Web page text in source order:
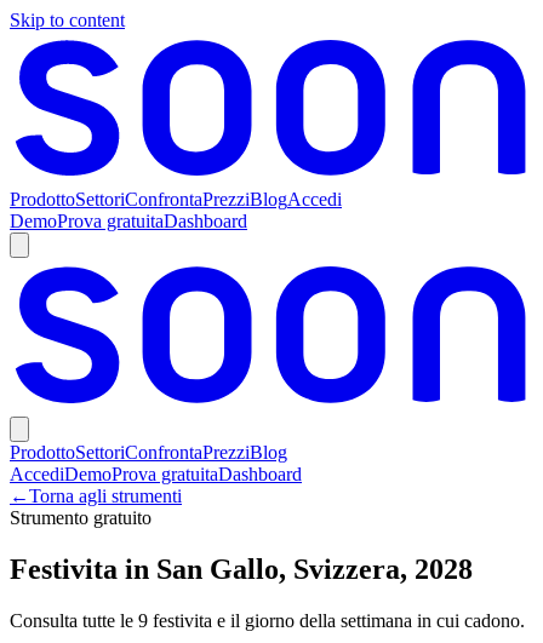
Skip to content
ProdottoSettoriConfrontaPrezziBlogAccedi
DemoProva gratuitaDashboard
ProdottoSettoriConfrontaPrezziBlog
AccediDemoProva gratuitaDashboard
←Torna agli strumenti
Strumento gratuito
Festivita in San Gallo, Svizzera, 2028
Consulta tutte le 9 festivita e il giorno della settimana in cui cadono.